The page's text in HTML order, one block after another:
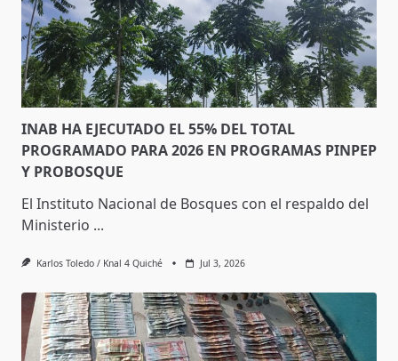
INAB HA EJECUTADO EL 55% DEL TOTAL
PROGRAMADO PARA 2026 EN PROGRAMAS PINPEP
Y PROBOSQUE
El Instituto Nacional de Bosques con el respaldo del
Ministerio ...
Karlos Toledo / Knal 4 Quiché Jul 3, 2026